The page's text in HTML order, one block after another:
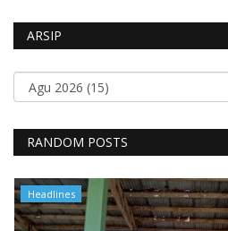
ARSIP
RANDOM POSTS
Headlines